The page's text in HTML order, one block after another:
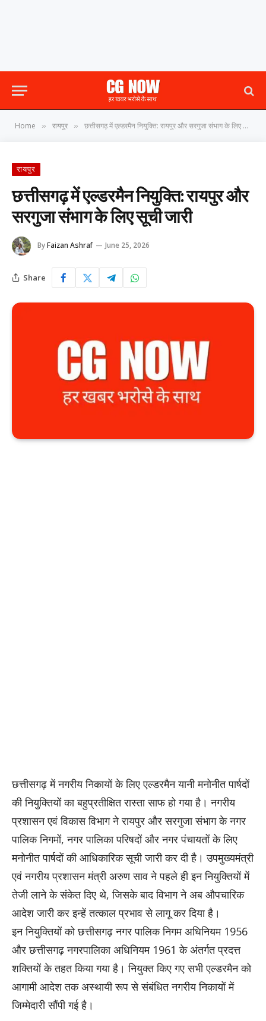
Home » रायपुर » छत्तीसगढ़ में एल्डरमैन नियुक्ति: रायपुर और सरगुजा संभाग के लिए सूची जारी
रायपुर
छत्तीसगढ़ में एल्डरमैन नियुक्ति: रायपुर और
सरगुजा संभाग के लिए सूची जारी
ByFaizan Ashraf June 25, 2026
Share
छत्तीसगढ़ में नगरीय निकायों के लिए एल्डरमैन यानी मनोनीत पार्षदों
की नियुक्तियों का बहुप्रतीक्षित रास्ता साफ हो गया है। नगरीय
प्रशासन एवं विकास विभाग ने रायपुर और सरगुजा संभाग के नगर
पालिक निगमों, नगर पालिका परिषदों और नगर पंचायतों के लिए
मनोनीत पार्षदों की आधिकारिक सूची जारी कर दी है। उपमुख्यमंत्री
एवं नगरीय प्रशासन मंत्री अरुण साव ने पहले ही इन नियुक्तियों में
तेजी लाने के संकेत दिए थे, जिसके बाद विभाग ने अब औपचारिक
आदेश जारी कर इन्हें तत्काल प्रभाव से लागू कर दिया है।
इन नियुक्तियों को छत्तीसगढ़ नगर पालिक निगम अधिनियम 1956
और छत्तीसगढ़ नगरपालिका अधिनियम 1961 के अंतर्गत प्रदत्त
शक्तियों के तहत किया गया है। नियुक्त किए गए सभी एल्डरमैन को
आगामी आदेश तक अस्थायी रूप से संबंधित नगरीय निकायों में
जिम्मेदारी सौंपी गई है।